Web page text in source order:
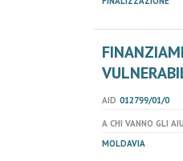
AID 012799/01/0
A CHI VANNO GLI
MOLDAVIA